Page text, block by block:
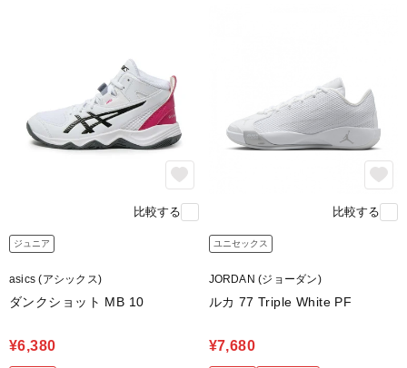
比較する
ジュニア
asics (アシックス)
ダンクショット MB 10
¥6,380
比較する
ユニセックス
JORDAN (ジョーダン)
ルカ 77 Triple White PF
¥7,680